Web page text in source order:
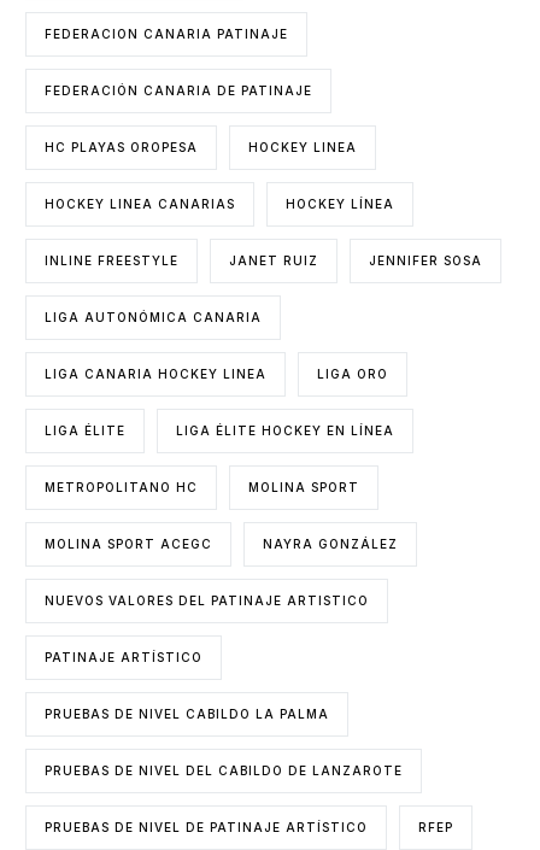
FEDERACION CANARIA PATINAJE
FEDERACIÓN CANARIA DE PATINAJE
HC PLAYAS OROPESA HOCKEY LINEA
HOCKEY LINEA CANARIAS HOCKEY LÍNEA
INLINE FREESTYLE JANET RUIZ JENNIFER SOSA
LIGA AUTONÓMICA CANARIA
LIGA CANARIA HOCKEY LINEA LIGA ORO
LIGA ÉLITE LIGA ÉLITE HOCKEY EN LÍNEA
METROPOLITANO HC MOLINA SPORT
MOLINA SPORT ACEGC NAYRA GONZÁLEZ
NUEVOS VALORES DEL PATINAJE ARTISTICO
PATINAJE ARTÍSTICO
PRUEBAS DE NIVEL CABILDO LA PALMA
PRUEBAS DE NIVEL DEL CABILDO DE LANZAROTE
PRUEBAS DE NIVEL DE PATINAJE ARTÍSTICO RFEP